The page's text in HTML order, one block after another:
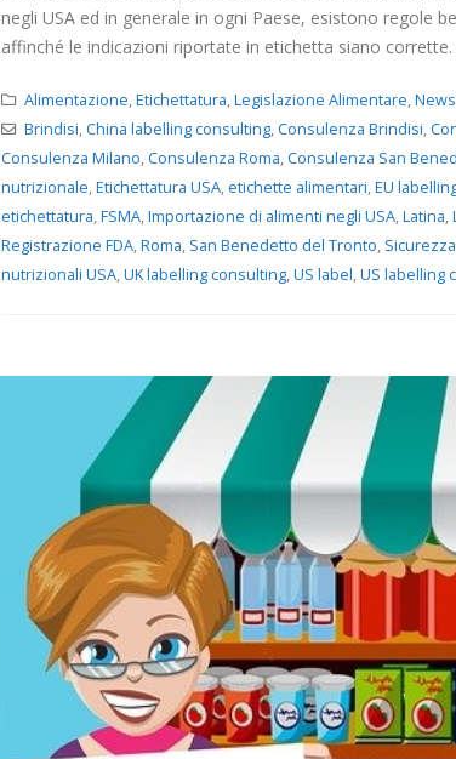
negli USA ed in generale in ogni Paese, esistono regole
affinché le indicazioni riportate in etichetta siano corrette.
Alimentazione,Etichettatura,Legislazione Alimentare,News
Brindisi,China labelling consulting,Consulenza Brindisi,
Consulenza Milano,Consulenza Roma,Consulenza San
nutrizionale,Etichettatura USA, etichette alimentari,EU
etichettatura,FSMA,Importazione di alimenti negli USA,Latina,
Registrazione FDA,Roma, San Benedetto del Tronto,
nutrizionali USA,UK labelling consulting,US label,US labelling